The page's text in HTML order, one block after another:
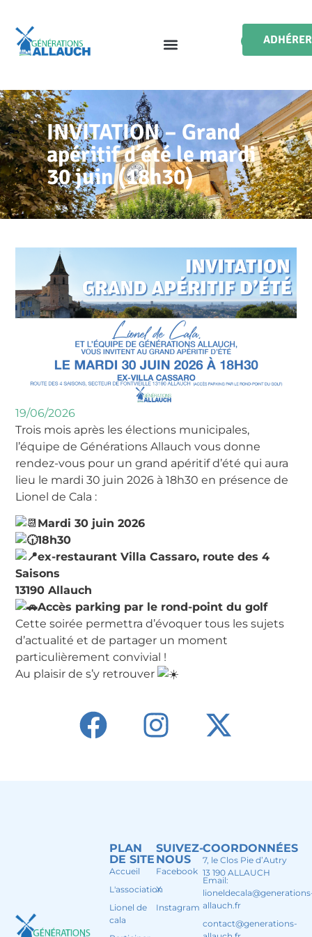
ADHÉRER
INVITATION – Grand
apéritif d’été le mardi
30 juin (18h30)
19/06/2026
Trois mois après les élections municipales,
l’équipe de Générations Allauch vous donne
rendez-vous pour un grand apéritif d’été qui aura
lieu le mardi 30 juin 2026 à 18h30 en présence de
Lionel de Cala :
Mardi 30 juin 2026
18h30
ex-restaurant Villa Cassaro, route des 4
Saisons
13190 Allauch
Accès parking par le rond-point du golf
Cette soirée permettra d’évoquer tous les sujets
d’actualité et de partager un moment
particulièrement convivial !
Au plaisir de s’y retrouver
SUIVEZ-
NOUS
Facebook
X
Instagram
PLAN
DE SITE
Accueil
L'association
Lionel de
cala
COORDONNÉES
7, le Clos Pie d’Autry
13 190 ALLAUCH
Email:
allauch.fr
contact@generations-